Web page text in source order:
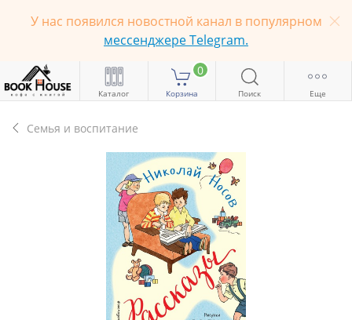
У нас появился новостной канал в популярном
мессенджере Telegram.
Каталог
0
Корзина Поиск Еще
Семья и воспитание